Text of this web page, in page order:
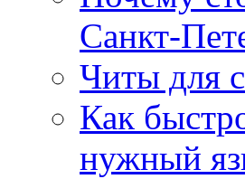
Санкт-
Читы для
Как
нужный